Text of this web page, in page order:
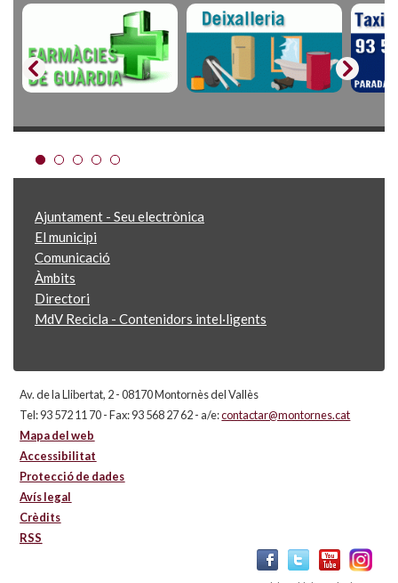
Ajuntament - Seu electrònica
El municipi
Comunicació
Àmbits
Directori
MdV Recicla - Contenidors intel·ligents
Av. de la Llibertat, 2 - 08170 Montornès del Vallès
Tel: 93 572 11 70 - Fax: 93 568 27 62 - a/e:contactar@montornes.cat
Mapa del web
Accessibilitat
Protecció de dades
Avís legal
Crèdits
RSS